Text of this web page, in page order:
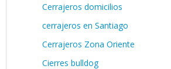
Cerrajeros domicilios
cerrajeros en Santiago
Cerrajeros Zona Oriente
Cierres bulldog